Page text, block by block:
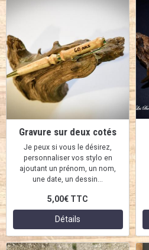
Gravure sur deux cotés
Je peux si vous le désirez,
personnaliser vos stylo en
ajoutant un prénom, un nom,
une date, un dessin...
5,00€ TTC
Détails